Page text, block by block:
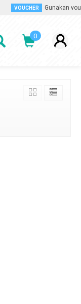
VOUCHER Gunakan
0